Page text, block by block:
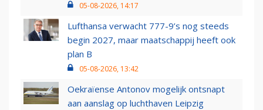
05-08-2026, 14:17
Lufthansa verwacht 777-9’s nog steeds
begin 2027, maar maatschappij heeft ook
plan B
05-08-2026, 13:42
Oekraïense Antonov mogelijk ontsnapt
aan aanslag op luchthaven Leipzig